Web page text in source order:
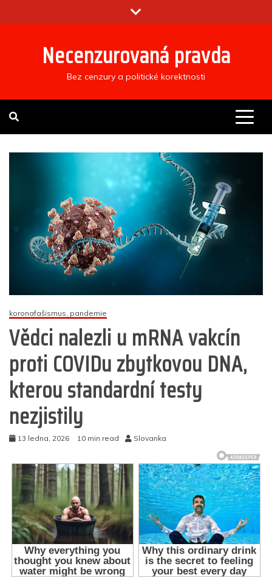
to
Necenzurovaná pravda
Bez cenzury a politické korektnosti
koronafašismus, pandemie
Vědci nalezli u mRNA vakcín
proti COVIDu zbytkovou DNA,
kterou standardní testy
nezjistily
13 ledna, 2026 10 min read Slovanka